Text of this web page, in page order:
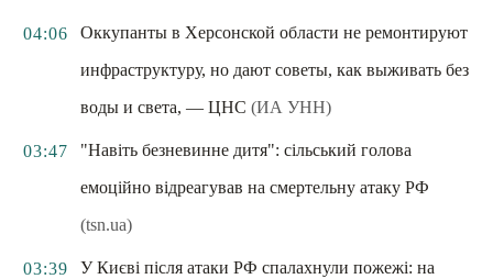
04:06
Оккупанты в Херсонской области не ремонтируют
инфраструктуру, но дают советы, как выживать без
воды и света, — ЦНС (ИА УНН)
03:47
"Навіть безневинне дитя": сільський голова
емоційно відреагував на смертельну атаку РФ
(tsn.ua)
03:39
У Києві після атаки РФ спалахнули пожежі: на